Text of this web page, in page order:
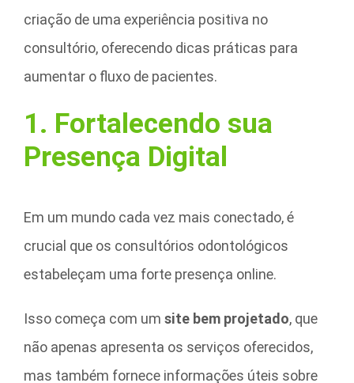
criação de uma experiência positiva no
consultório, oferecendo dicas práticas para
aumentar o fluxo de pacientes.
1. Fortalecendo sua
Presença Digital
Em um mundo cada vez mais conectado, é
crucial que os consultórios odontológicos
estabeleçam uma forte presença online.
Isso começa com um site bem projetado, que
não apenas apresenta os serviços oferecidos,
mas também fornece informações úteis sobre